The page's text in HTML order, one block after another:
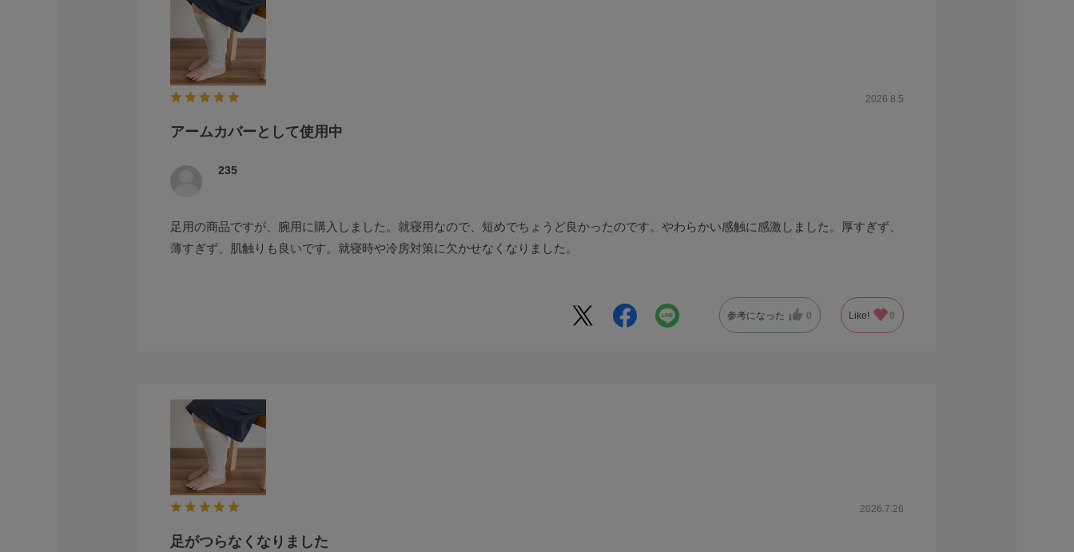
2026.8.5
アームカバーとして使用中
235
足用の商品ですが、腕用に購入しました。就寝用なので、短めでちょうど良かったのです。やわらかい感触に感激しました。厚すぎず、
薄すぎず、肌触りも良いです。就寝時や冷房対策に欠かせなくなりました。
参考になった 0 Like! 0
2026.7.26
足がつらなくなりました